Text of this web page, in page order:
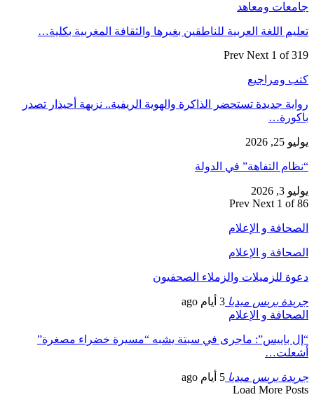
جامعات ومعاهد
تعليم اللغة العربية للناطقين بغيرها والثقافة المغربية بكلية…
Prev Next 1 of 319
كتب ومراجيع
رواية جديدة تستحضر الذاكرة والهوية الريفية.. نزيهة أحيذار تصدر
باكورة…
يوليو 25, 2026
“نظام التفاهة” في الدولة
يوليو 3, 2026
Prev Next 1 of 86
الصحافة و الإعلام
الصحافة و الإعلام
دعوة للزميلات والزملاء الصحفيون
جريدة بريس ميديا 3 أيام ago
الصحافة و الإعلام
“إل باييس”: ماجرى في سبتة يشبه “مسيرة خضراء مصغرة”
أشعلت…
جريدة بريس ميديا 5 أيام ago
Load More Posts